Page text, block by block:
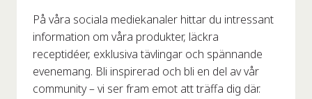
På våra sociala mediekanaler hittar du intressant
information om våra produkter, läckra
receptidéer, exklusiva tävlingar och spännande
evenemang. Bli inspirerad och bli en del av vår
community – vi ser fram emot att träffa dig där.